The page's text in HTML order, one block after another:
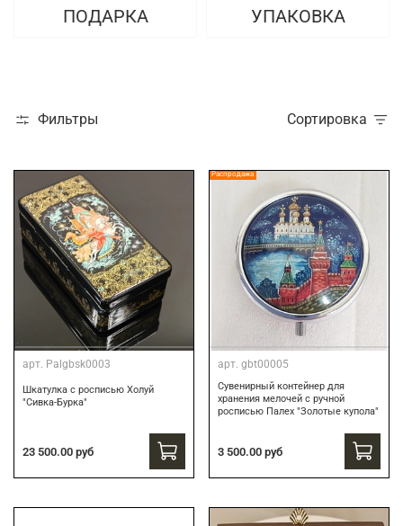
ПОДАРКА
УПАКОВКА
Фильтры Сортировка
арт. Palgbsk0003
Шкатулка с росписью Холуй
"Сивка-Бурка"
23 500.00 руб
Распродажа
арт. gbt00005
Сувенирный контейнер для
хранения мелочей с ручной
росписью Палех "Золотые купола"
3 500.00 руб